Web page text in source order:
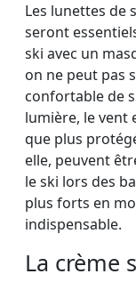
Les lunettes de
seront
ski avec un
on ne peut pas
confortable de
lumière, le vent
que plus
elle, peuvent
le ski lors des
plus forts en
indispensable.
La crème